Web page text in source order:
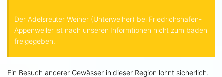
Der Adelsreuter Weiher (Unterweiher) bei Friedrichshafen-
Appenweiler ist nach unseren Informtionen nicht zum baden
freigegeben.
Ein Besuch anderer Gewässer in dieser Region lohnt sicherlich.